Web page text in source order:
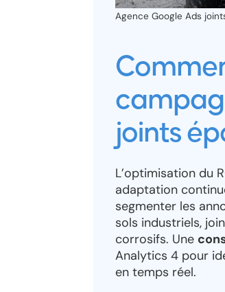
Agence Google Ads
joints
L’optimisation du
adaptation
segmenter les
sols industriels,
corrosifs. Une
Analytics 4 pour
en temps réel.